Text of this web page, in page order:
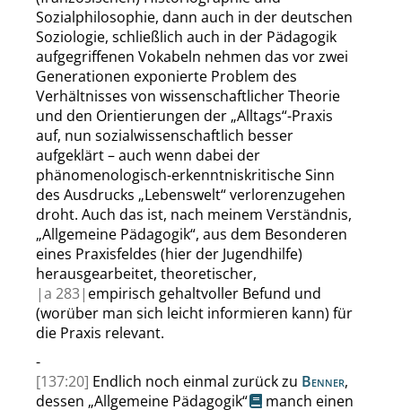
Sozialphilosophie, dann auch in der deutschen
Soziologie, schließlich auch in der Pädagogik
aufgegriffenen Vokabeln nehmen das vor zwei
Generationen exponierte Problem des
Verhältnisses von wissenschaftlicher Theorie
und den Orientierungen der „Alltags“-Praxis
auf, nun sozialwissenschaftlich besser
aufgeklärt – auch wenn dabei der
phänomenologisch-erkenntniskritische Sinn
des Ausdrucks „Lebenswelt“verlorenzugehen
droht. Auch das ist, nach meinem Verständnis,
„Allgemeine Pädagogik“, aus dem Besonderen
eines Praxisfeldes (hier der Jugendhilfe)
herausgearbeitet, theoretischer,
|a 283| empirisch gehaltvoller Befund und
(worüber man sich leicht informieren kann) für
die Praxis relevant.
-
[137:20] Endlich noch einmal zurück zu Benner,
dessen „Allgemeine Pädagogik“
manch einen